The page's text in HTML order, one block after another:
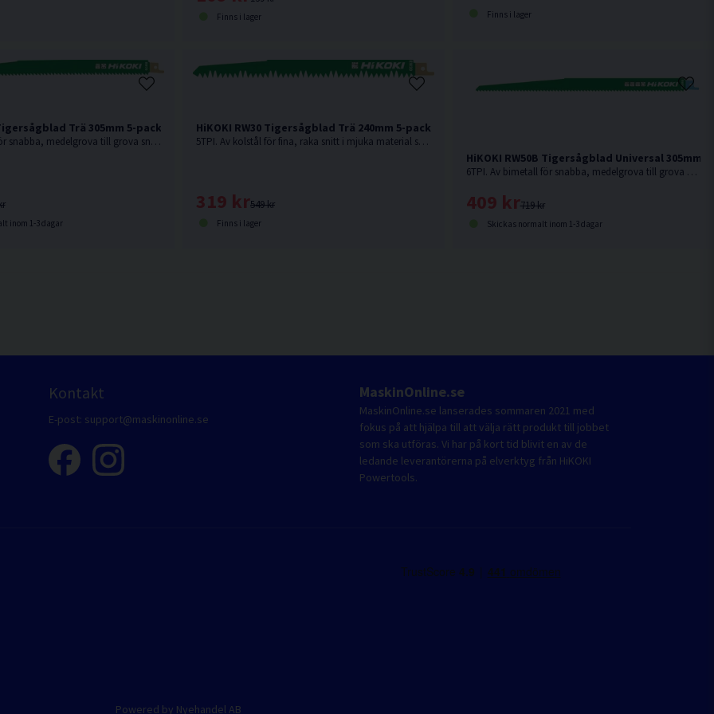
Finns i lager Finns i lager
Trä 305mm 5-pack
3TPI. Av kolstål för snabba, medelgrova till grova snitt i mjuka material som t.ex mjukt trä.
inom 1-3 dagar
HiKOKI RW30 Tigersågblad Trä 240mm 5-pack
5TPI. Av kolstål för fina, raka snitt i mjuka material som t.ex mjukt trä.
549 kr
319 kr
Finns i lager
HiKOKI RW50B Tigersågblad Universal 305mm
6TPI. Av bimetall för snabba, medelgrova till grova snitt i t.ex. hårt och mjukt trä, aluminium, plast och legeringar.
719 kr
409 kr
Skickas normalt inom 1-3 dagar
Kontakt
E-post: support@maskinonline.se
MaskinOnline.se
MaskinOnline.se lanserades sommaren 2021 med
fokus på att hjälpa till att välja rätt produkt till jobbet
som ska utföras. Vi har på kort tid blivit en av de
ledande leverantörerna på elverktyg från HiKOKI
Powertools.
Powered by Nyehandel AB